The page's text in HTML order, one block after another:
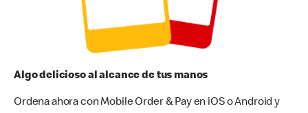
Algo delicioso al alcance de tus manos
Ordena ahora con Mobile Order & Pay en iOS o Android y